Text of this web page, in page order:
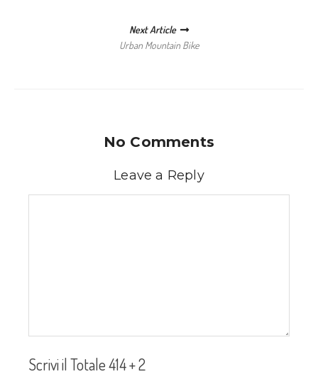
Next Article
Urban Mountain Bike
No Comments
Leave a Reply
Scrivi il Totale 414 + 2